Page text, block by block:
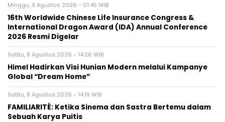
Minggu, 9 Agustus 2026 - 01:45 WIB
16th Worldwide Chinese Life Insurance Congress &
International Dragon Award (IDA) Annual Conference
2026 Resmi Digelar
Sabtu, 8 Agustus 2026 - 14:26 WIB
Himel Hadirkan Visi Hunian Modern melalui Kampanye
Global “Dream Home”
Sabtu, 8 Agustus 2026 - 14:19 WIB
FAMILIARITÉ: Ketika Sinema dan Sastra Bertemu dalam
Sebuah Karya Puitis